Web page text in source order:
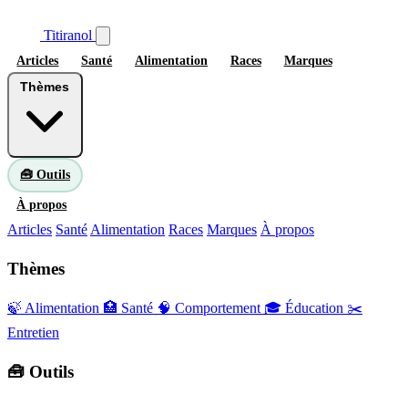
Titiranol
Articles Santé Alimentation Races Marques
🧰 Outils
À propos
Articles Santé Alimentation Races Marques À propos
Thèmes
🍃 Alimentation 🏥 Santé 🧠 Comportement 🎓 Éducation ✂️
Entretien
🧰 Outils